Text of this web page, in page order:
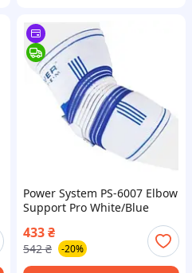
Power System PS-6007 Elbow
Support Pro White/Blue
433₴
542 ₴ -20%